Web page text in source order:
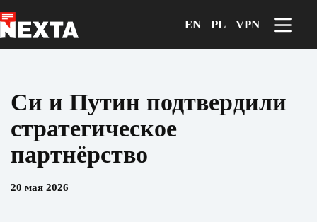
к
сути
EN PL VPN
Си и Путин подтвердили
стратегическое
партнёрство
20 мая 2026